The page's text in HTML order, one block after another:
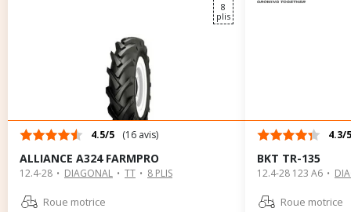
8
plis
4.5/5 (16 avis)
ALLIANCE A324 FARMPRO
12.4-28 DIAGONAL TT 8 PLIS
Roue motrice
4.3/5
BKT TR-135
12.4-28 123 A6
Roue motrice